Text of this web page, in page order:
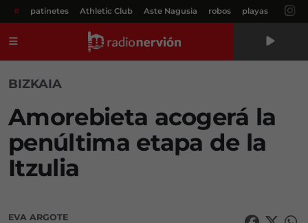
# patinetes Athletic Club Aste Nagusia robos playas
BIZKAIA
Amorebieta acogerá la
penúltima etapa de la
Itzulia
EVA ARGOTE